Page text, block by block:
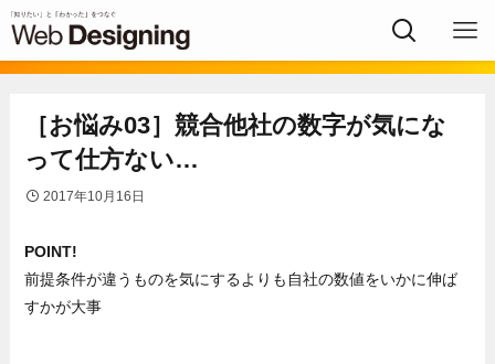
［お悩み03］競合他社の数字が気にな
って仕方ない…
2017年10月16日
POINT!
前提条件が違うものを気にするよりも自社の数値をいかに伸ば
すかが大事